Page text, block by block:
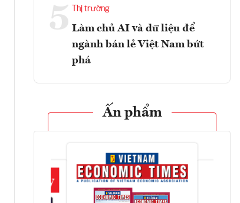
5 Thị trường
Làm chủ AI và dữ liệu để
ngành bán lẻ Việt Nam bứt
phá
Ấn phẩm